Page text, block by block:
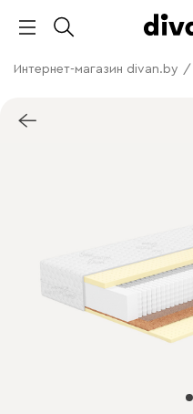
Интернет-магазин divan.by /